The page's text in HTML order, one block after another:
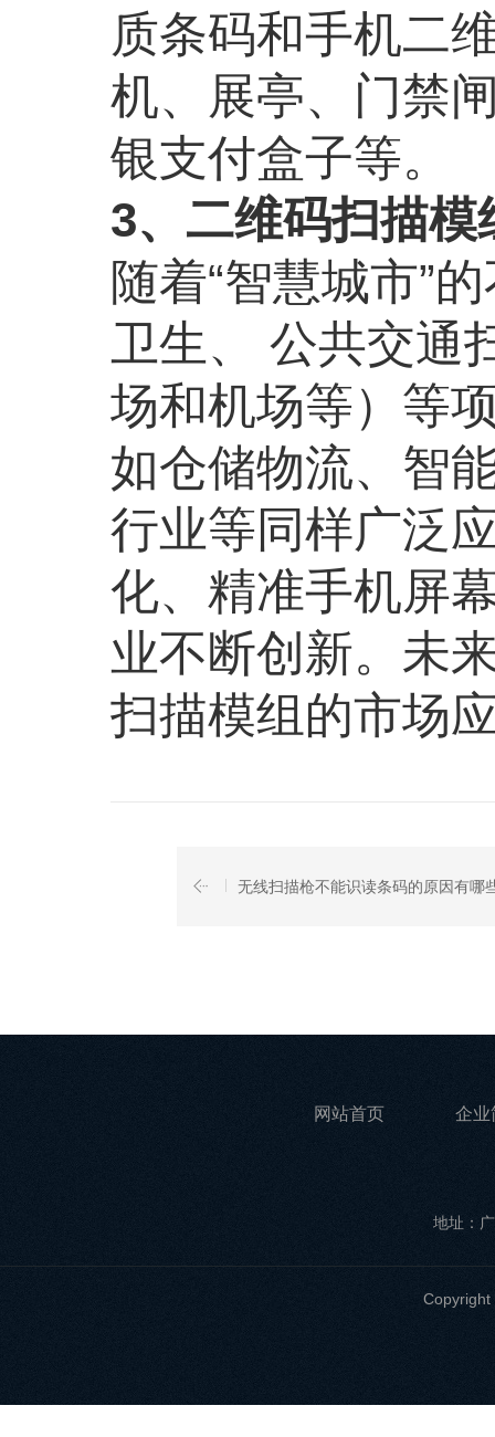
质条码和手机二
机、展亭、门禁
银支付盒子等。
3、二维码扫描
随着“智慧城市”
卫生、 公共交通
场和机场等）等
如仓储物流、智
行业等同样广泛
化、精准手机屏
业不断创新。未
扫描模组的市场
无线扫描枪不能识读条码的原因有哪
网站首页 企业
地址：